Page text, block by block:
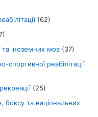
(62)
та іноземних мов(37)
реабілітації
(25)
та національних